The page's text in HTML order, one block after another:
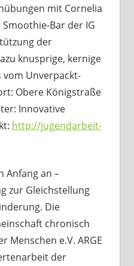
mit Cornelia
Bar der IG
der
knusprige, kernige
Unverpackt-
Obere Königstraße
Innovative
http://jugendarbeit-
Anfang an –
zur Gleichstellung
Die
chronisch
Menschen e.V. ARGE
der